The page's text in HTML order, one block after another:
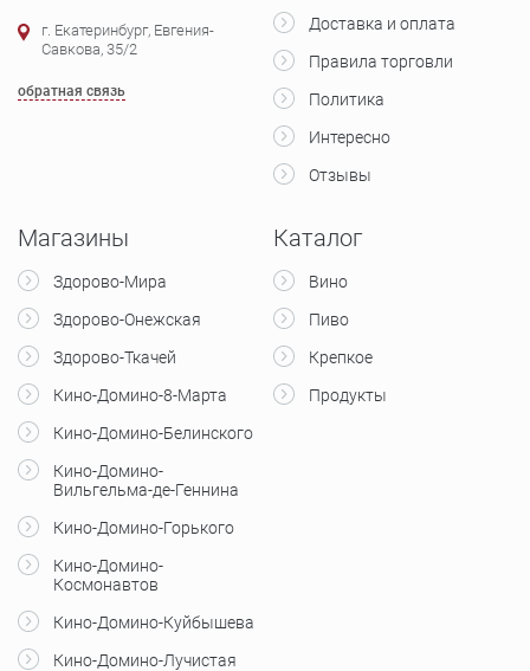
г. Екатеринбург, Евгения-
Савкова, 35/2
обратная связь
Доставка и оплата
Правила торговли
Политика
Интересно
Отзывы
Магазины
Здорово-Мира
Здорово-Онежская
Здорово-Ткачей
Кино-Домино-8-Марта
Кино-Домино-Белинского
Кино-Домино-
Вильгельма-де-Геннина
Кино-Домино-Горького
Кино-Домино-
Космонавтов
Кино-Домино-Куйбышева
Кино-Домино-Лучистая
Каталог
Вино
Пиво
Крепкое
Продукты